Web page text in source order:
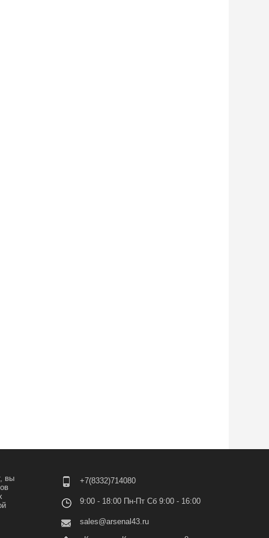
вы
+7(8332)714080
9:00 - 18:00 Пн-Пт Сб 9:00 - 16:00
sales@arsenal43.ru